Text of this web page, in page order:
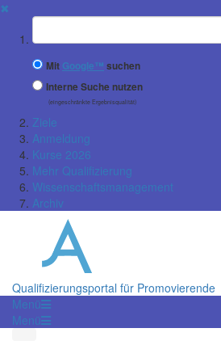
✖
Suchbegriff
Mit Google™ suchen
Interne Suche nutzen
(eingeschränkte Ergebnisqualität)
Ziele
Anmeldung
Kurse 2026
Mehr Qualifizierung
Wissenschaftsmanagement
Archiv
Qualifizierungsportal für Promovierende
Menü
Menü